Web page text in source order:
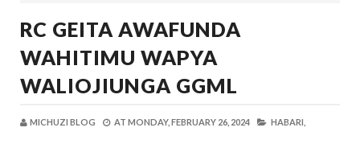
RC GEITA AWAFUNDA
WAHITIMU WAPYA
WALIOJIUNGA GGML
MICHUZI BLOG AT MONDAY, FEBRUARY 26, 2024 HABARI,